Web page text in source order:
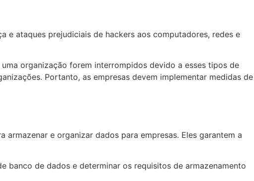
e ataques prejudiciais de hackers aos computadores, redes e
organização forem interrompidos devido a esses tipos de
Portanto, as empresas devem implementar medidas de
e organizar dados para empresas. Eles garantem a
banco de dados e determinar os requisitos de armazenamento